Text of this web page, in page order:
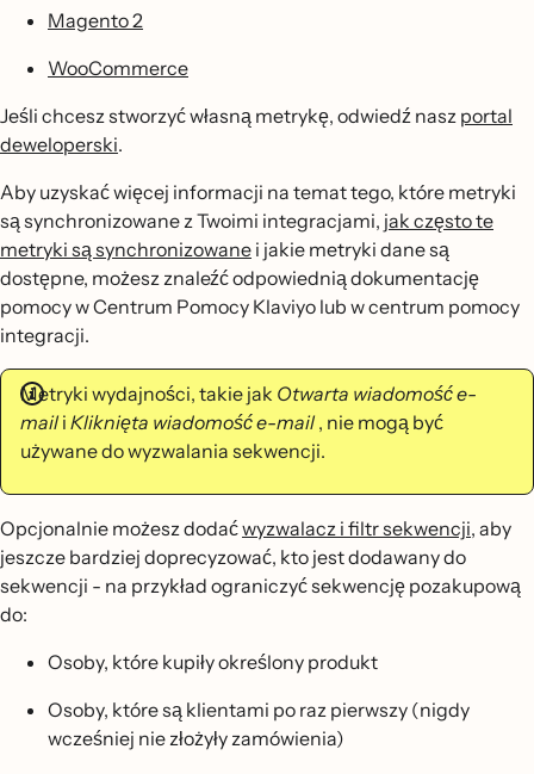
Magento 2
WooCommerce
Jeśli chcesz stworzyć własną metrykę, odwiedź nasz portal
deweloperski.
Aby uzyskać więcej informacji na temat tego, które metryki
są synchronizowane z Twoimi integracjami, jak często te
metryki są synchronizowane i jakie metryki dane są
dostępne, możesz znaleźć odpowiednią dokumentację
pomocy w Centrum Pomocy Klaviyo lub w centrum pomocy
integracji.
Metryki wydajności, takie jak Otwarta wiadomość e-
maili Kliknięta wiadomość e-mail, nie mogą być
używane do wyzwalania sekwencji.
Opcjonalnie możesz dodaćwyzwalacz i filtr sekwencji, aby
jeszcze bardziej doprecyzować, kto jest dodawany do
sekwencji - na przykład ograniczyć sekwencję pozakupową
do:
Osoby, które kupiły określony produkt
Osoby, które są klientami po raz pierwszy (nigdy
wcześniej nie złożyły zamówienia)